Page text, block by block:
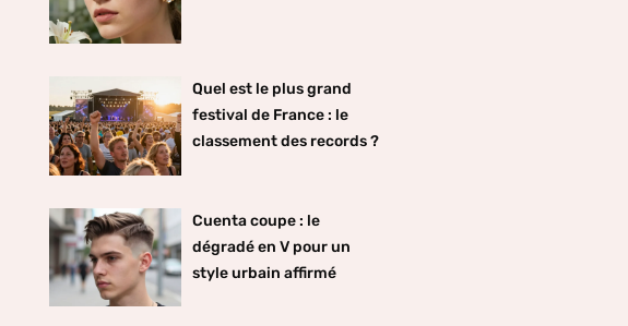
Quel est le plus grand
festival de France : le
classement des records ?
Cuenta coupe : le
dégradé en V pour un
style urbain affirmé